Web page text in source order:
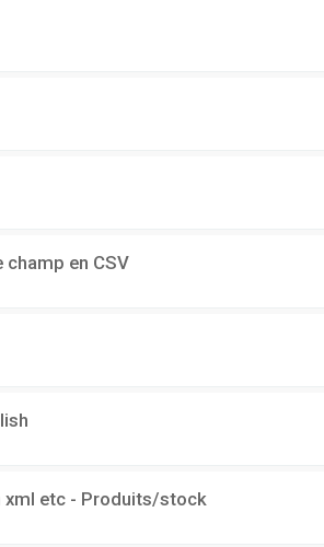
en CSV
xml etc - Produits/stock